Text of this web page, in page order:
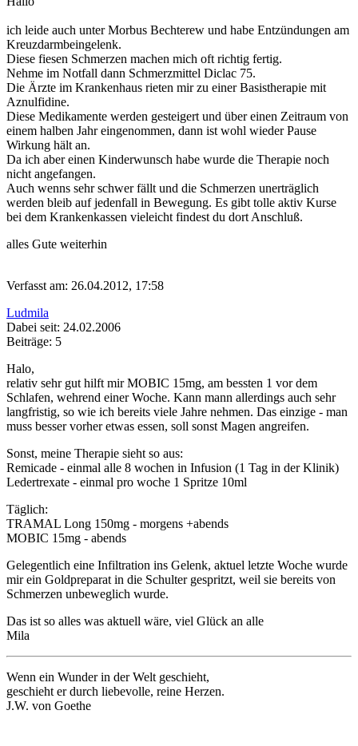
ich leide auch unter Morbus Bechterew und habe Entzündungen am
Kreuzdarmbeingelenk.
Diese fiesen Schmerzen machen mich oft richtig fertig.
Nehme im Notfall dann Schmerzmittel Diclac 75.
Die Ärzte im Krankenhaus rieten mir zu einer Basistherapie mit
Aznulfidine.
Diese Medikamente werden gesteigert und über einen Zeitraum von
einem halben Jahr eingenommen, dann ist wohl wieder Pause
Wirkung hält an.
Da ich aber einen Kinderwunsch habe wurde die Therapie noch
nicht angefangen.
Auch wenns sehr schwer fällt und die Schmerzen unerträglich
werden bleib auf jedenfall in Bewegung. Es gibt tolle aktiv Kurse
bei dem Krankenkassen vieleicht findest du dort Anschluß.
alles Gute weiterhin
Verfasst am: 26.04.2012, 17:58
Ludmila
Dabei seit: 24.02.2006
Beiträge: 5
Halo,
relativ sehr gut hilft mir MOBIC 15mg, am bessten 1 vor dem
Schlafen, wehrend einer Woche. Kann mann allerdings auch sehr
langfristig, so wie ich bereits viele Jahre nehmen. Das einzige - man
muss besser vorher etwas essen, soll sonst Magen angreifen.
Sonst, meine Therapie sieht so aus:
Remicade - einmal alle 8 wochen in Infusion (1 Tag in der Klinik)
Ledertrexate - einmal pro woche 1 Spritze 10ml
Täglich:
TRAMAL Long 150mg - morgens +abends
MOBIC 15mg - abends
Gelegentlich eine Infiltration ins Gelenk, aktuel letzte Woche wurde
mir ein Goldpreparat in die Schulter gespritzt, weil sie bereits von
Schmerzen unbeweglich wurde.
Das ist so alles was aktuell wäre, viel Glück an alle
Mila
Wenn ein Wunder in der Welt geschieht,
geschieht er durch liebevolle, reine Herzen.
J.W. von Goethe